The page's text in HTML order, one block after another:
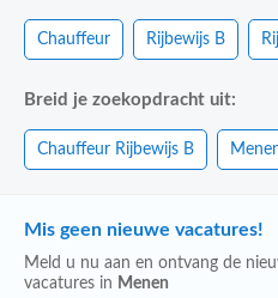
Chauffeur Rijbewijs B
Breid je zoekopdracht uit:
Chauffeur Rijbewijs B
Mis geen nieuwe vacatures!
Meld u nu aan en ontvang de
vacatures in Menen